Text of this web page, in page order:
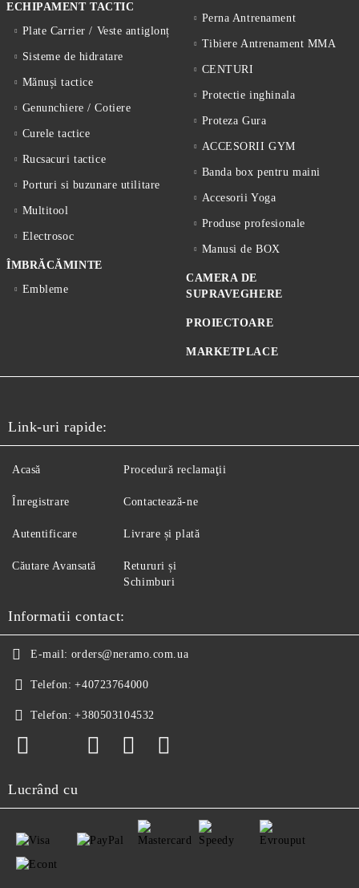
ECHIPAMENT TACTIC
Plate Carrier / Veste antiglonț
Sisteme de hidratare
Mănuși tactice
Genunchiere / Cotiere
Curele tactice
Rucsacuri tactice
Porturi si buzunare utilitare
Multitool
Electrosoc
ÎMBRĂCĂMINTE
Embleme
Perna Antrenament
Tibiere Antrenament MMA
CENTURI
Protectie inghinala
Proteza Gura
ACCESORII GYM
Banda box pentru maini
Accesorii Yoga
Produse profesionale
Manusi de BOX
CAMERA DE
SUPRAVEGHERE
PROIECTOARE
MARKETPLACE
Link-uri rapide:
Acasă
Înregistrare
Autentificare
Căutare Avansată
Procedură reclamaţii
Contactează-ne
Livrare și plată
Retururi și
Schimburi
Informatii contact:
E-mail: orders@neramo.com.ua
Telefon: +40723764000
Telefon: +380503104532
Lucrând cu